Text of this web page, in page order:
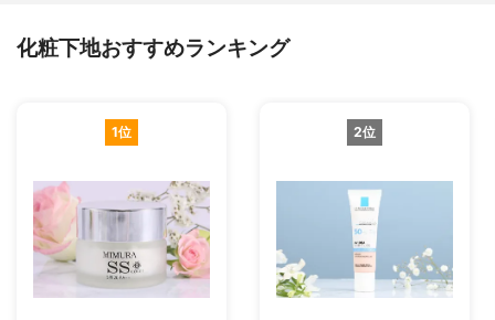
化粧下地おすすめランキング
1位 2位